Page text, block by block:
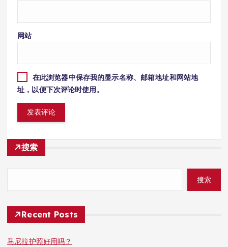
网站
在此浏览器中保存我的显示名称、邮箱地址和网站地
址，以便下次评论时使用。
搜索
搜索
Recent Posts
马尼拉护照好用吗？